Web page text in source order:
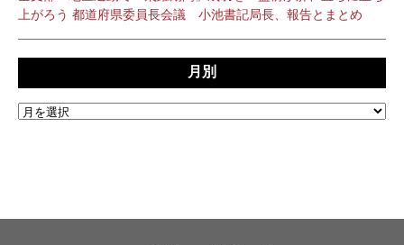
上がろう 都道府県委員長会議 小池書記局長、報告とまとめ
月別